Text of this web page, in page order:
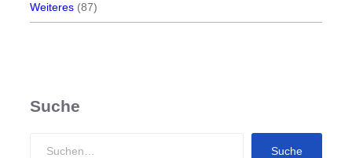
Weiteres (87)
Suche
Suche